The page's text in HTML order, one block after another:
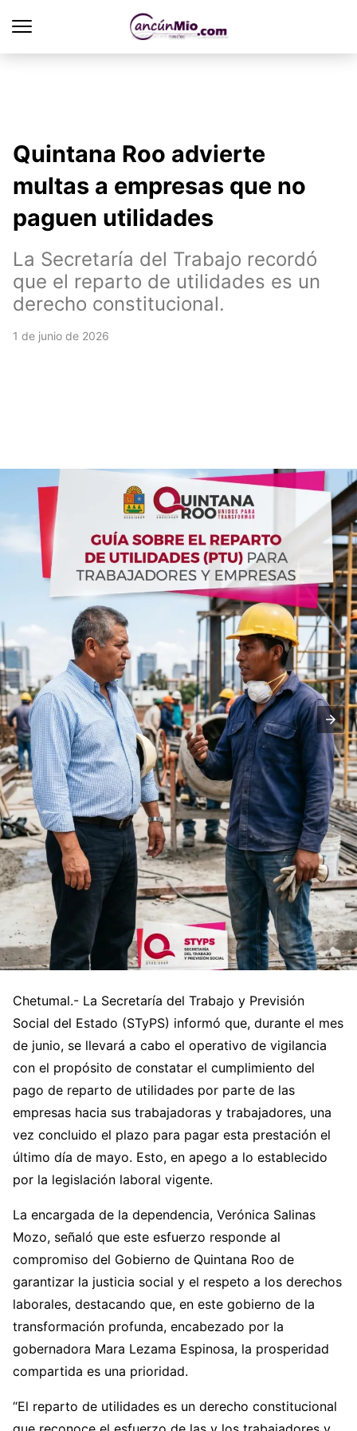
Quintana Roo advierte
multas a empresas que no
paguen utilidades
La Secretaría del Trabajo recordó
que el reparto de utilidades es un
derecho constitucional.
1 de junio de 2026
Chetumal.- La Secretaría del Trabajo y Previsión
Social del Estado (STyPS) informó que, durante el mes
de junio, se llevará a cabo el operativo de vigilancia
con el propósito de constatar el cumplimiento del
pago de reparto de utilidades por parte de las
empresas hacia sus trabajadoras y trabajadores, una
vez concluido el plazo para pagar esta prestación el
último día de mayo. Esto, en apego a lo establecido
por la legislación laboral vigente.
La encargada de la dependencia, Verónica Salinas
Mozo, señaló que este esfuerzo responde al
compromiso del Gobierno de Quintana Roo de
garantizar la justicia social y el respeto a los derechos
laborales, destacando que, en este gobierno de la
transformación profunda, encabezado por la
gobernadora Mara Lezama Espinosa, la prosperidad
compartida es una prioridad.
“El reparto de utilidades es un derecho constitucional